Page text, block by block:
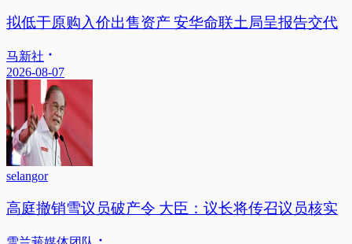
拟低于原购入价出售资产 安华命联土局呈报告交代
马新社
2026-08-07
selangor
高庭撤销雪议员破产令 大臣：议长将传召议员核实